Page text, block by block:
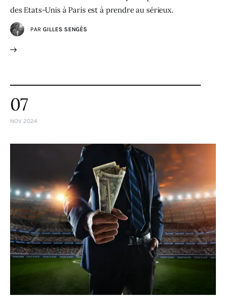
des Etats-Unis à Paris est à prendre au sérieux.
PAR GILLES SENGÈS
07
NOV 2024